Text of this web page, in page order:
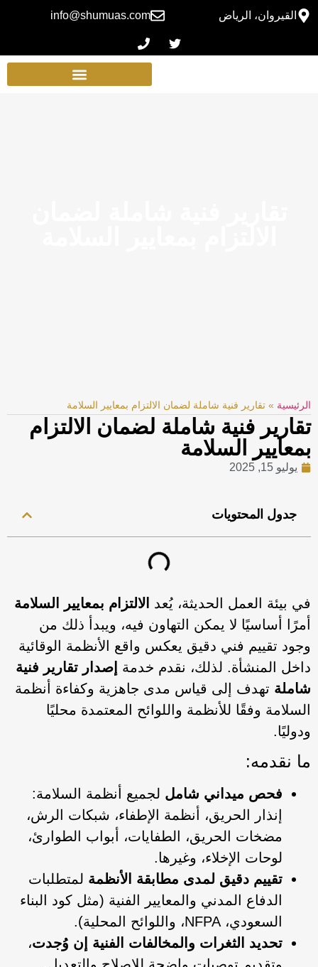
القيروان، الرياض info@shumuas.com
الرئيسية » تقارير فنية شاملة لضمان الالتزام بمعايير السلامة
تقارير فنية شاملة لضمان الالتزام
بمعايير السلامة
يوليو 15, 2025
جدول المحتويات
في بيئة العمل الحديثة، يُعد الالتزام بمعايير السلامة
أمرًا أساسيًا لا يمكن التهاون فيه، ويبدأ ذلك من
وجود تقييم فني دقيق يعكس واقع الأنظمة الوقائية
داخل المنشأة. لذلك، نقدم خدمة إصدار تقارير فنية
شاملة تهدف إلى قياس مدى جاهزية وكفاءة أنظمة
السلامة وفقًا للأنظمة واللوائح المعتمدة محليًا
ودوليًا.
ما نقدمه:
فحص ميداني شامل لجميع أنظمة السلامة:
إنذار الحريق، أنظمة الإطفاء، شبكات الرش،
مضخات الحريق، الطفايات، أبواب الطوارئ،
لوحات الإخلاء، وغيرها.
تقييم دقيق لمدى مطابقة الأنظمة لمتطلبات
الدفاع المدني والمعايير الفنية (مثل كود البناء
السعودي، NFPA، واللوائح المحلية).
تحديد الثغرات والمخالفات الفنية إن وُجدت،